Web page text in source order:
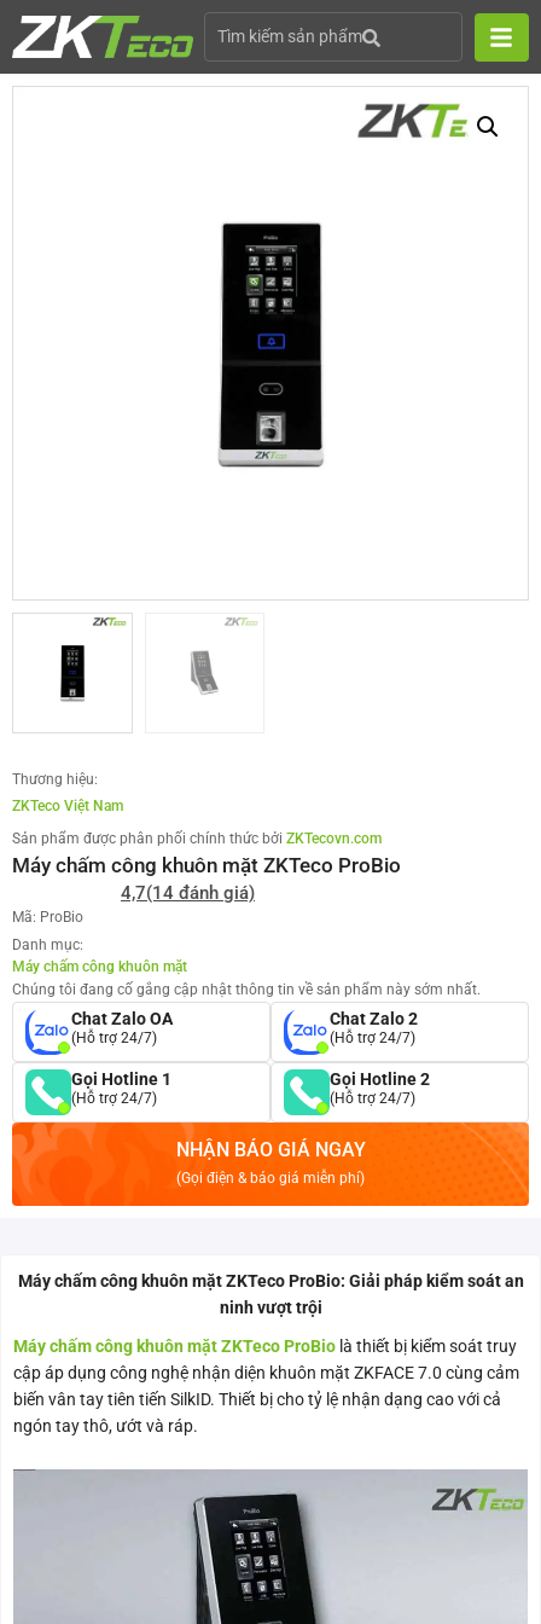
Tìm kiếm sản phẩm
Thương hiệu:
ZKTeco Việt Nam
Sản phẩm được phân phối chính thức bởi ZKTecovn.com
Máy chấm công khuôn mặt ZKTeco ProBio
4,7(14 đánh giá)
Mã: ProBio
Danh mục:
Máy chấm công khuôn mặt
Chúng tôi đang cố gắng cập nhật thông tin về sản phẩm này sớm nhất.
Chat Zalo OA
(Hỗ trợ 24/7)
Chat Zalo 2
(Hỗ trợ 24/7)
Gọi Hotline 1
(Hỗ trợ 24/7)
Gọi Hotline 2
(Hỗ trợ 24/7)
NHẬN BÁO GIÁ NGAY
(Gọi điện & báo giá miễn phí)
Máy chấm công khuôn mặt ZKTeco ProBio: Giải pháp kiểm soát an
ninh vượt trội
Máy chấm công khuôn mặt ZKTeco ProBio là thiết bị kiểm soát truy
cập áp dụng công nghệ nhận diện khuôn mặt ZKFACE 7.0 cùng cảm
biến vân tay tiên tiến SilkID. Thiết bị cho tỷ lệ nhận dạng cao với cả
ngón tay thô, ướt và ráp.